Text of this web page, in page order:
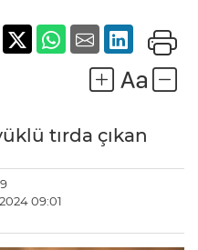
tırda çıkan
09:01